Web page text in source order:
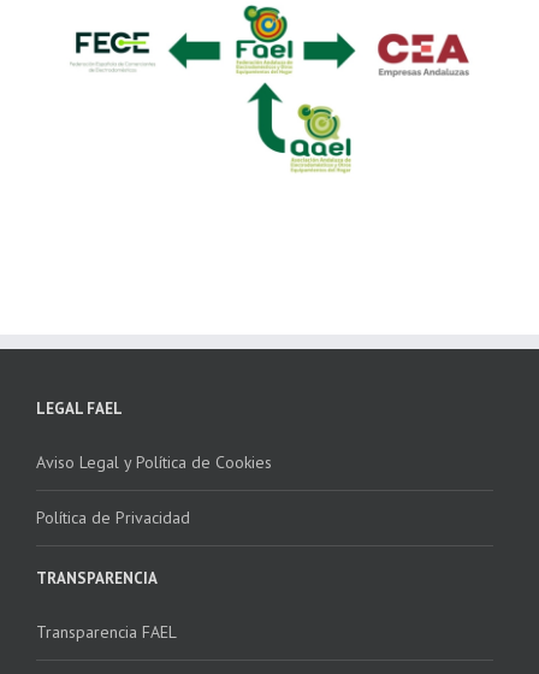
LEGAL FAEL
Aviso Legal y Política de Cookies
Política de Privacidad
TRANSPARENCIA
Transparencia FAEL